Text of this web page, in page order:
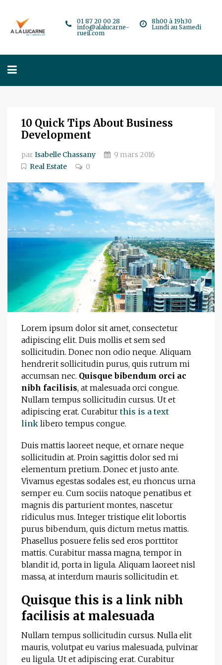
8h00 à 19h30
Lundi au Samedi
01 87 20 00 28
info@alalucarne-
rueil.com
10 Quick Tips About Business
Development
par Isabelle Chassany
9 mars 2016
Real Estate
0
Lorem ipsum dolor sit amet, consectetur
adipiscing elit. Duis mollis et sem sed
sollicitudin. Donec non odio neque. Aliquam
hendrerit sollicitudin purus, quis rutrum mi
accumsan nec. Quisque bibendum orci ac
nibh facilisis, at malesuada orci congue.
Nullam tempus sollicitudin cursus. Ut et
adipiscing erat. Curabiturthis is a text
link libero tempus congue.
Duis mattis laoreet neque, et ornare neque
sollicitudin at. Proin sagittis dolor sed mi
elementum pretium. Donec et justo ante.
Vivamus egestas sodales est, eu rhoncus urna
semper eu. Cum sociis natoque penatibus et
magnis dis parturient montes, nascetur
ridiculus mus. Integer tristique elit lobortis
purus bibendum, quis dictum metus mattis.
Phasellus posuere felis sed eros porttitor
mattis. Curabitur massa magna, tempor in
blandit id, porta in ligula. Aliquam laoreet nisl
massa, at interdum mauris sollicitudin et.
Quisque this is a link nibh
facilisis at malesuada
Nullam tempus sollicitudin cursus. Nulla elit
mauris, volutpat eu varius malesuada, pulvinar
eu ligula. Ut et adipiscing erat. Curabitur